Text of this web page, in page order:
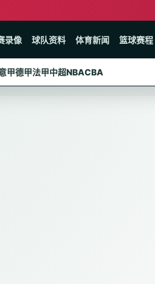
录像 球队资料 体育新闻 篮球赛程
甲德甲法甲中超NBACBA